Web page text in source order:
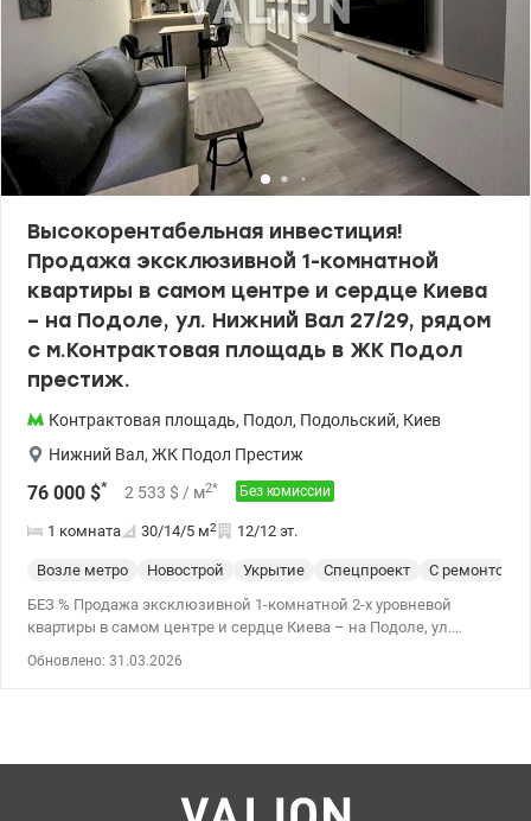
расположен в самом комплексе. Рядом - Подол, где
расположено много ресторанов и кафе. Шевченковский район
ул. Глубочицкая 32а, ЖК «Покровский Посад» Продам 2-
комнатную квартиру. 163000 у.е Светлана, тел. 096-126-02-44
valion.ua/1148599
Высокорентабельная инвестиция!
Продажа эксклюзивной 1-комнатной
квартиры в самом центре и сердце Киева
– на Подоле, ул. Нижний Вал 27/29, рядом
с м.Контрактовая площадь в ЖК Подол
престиж.
Контрактовая площадь, Подол, Подольский, Киев
Нижний Вал, ЖК Подол Престиж
76 000 $* 2 533 $ / м2* Без комиссии
1 комната 30/14/5 м2 12/12 эт.
Возле метро Новострой Укрытие Спецпроект
С ремонтом
БЕЗ % Продажа эксклюзивной 1-комнатной 2-х уровневой
квартиры в самом центре и сердце Киева – на Подоле, ул.
дизайнерский ремонт, обустроено спальное место на верхнем
квартире есть подогрев пола по всей площади, утепление стен и
Обновлено: 31.03.2026